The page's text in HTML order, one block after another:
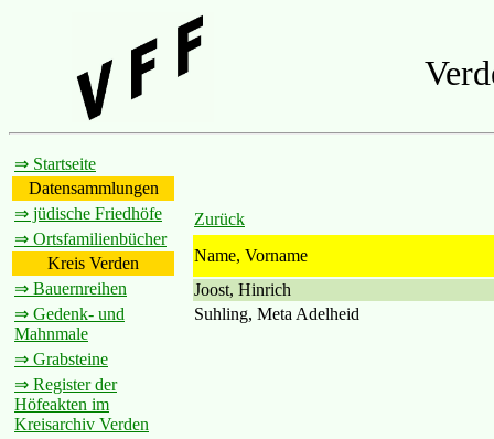
⇒ Startseite
Datensammlungen
⇒ jüdische Friedhöfe
⇒ Ortsfamilienbücher
Kreis Verden
⇒ Bauernreihen
⇒ Gedenk- und
Mahnmale
⇒ Grabsteine
⇒ Register der
Höfeakten im
Kreisarchiv Verden
Zurück
Name, Vorname
Joost, Hinrich
Suhling, Meta Adelheid